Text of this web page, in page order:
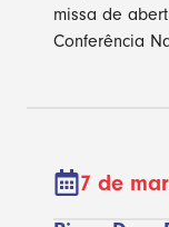
missa de
Conferência
7 de